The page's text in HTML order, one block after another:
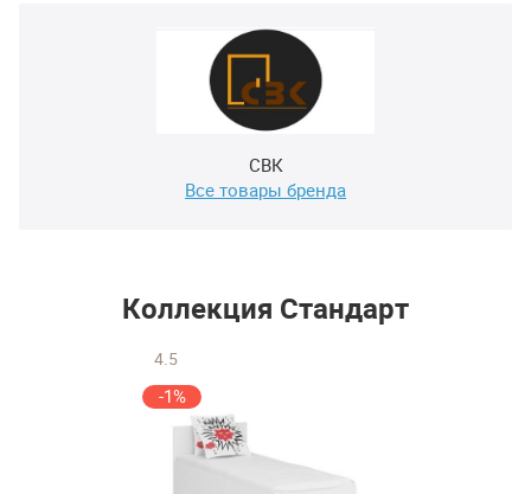
СВК
Все товары бренда
Коллекция Стандарт
4.5
-1%